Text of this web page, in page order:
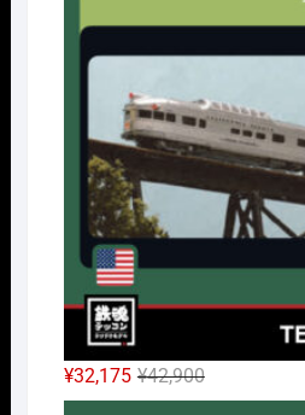
¥42,900元
の
¥32,175
現
在